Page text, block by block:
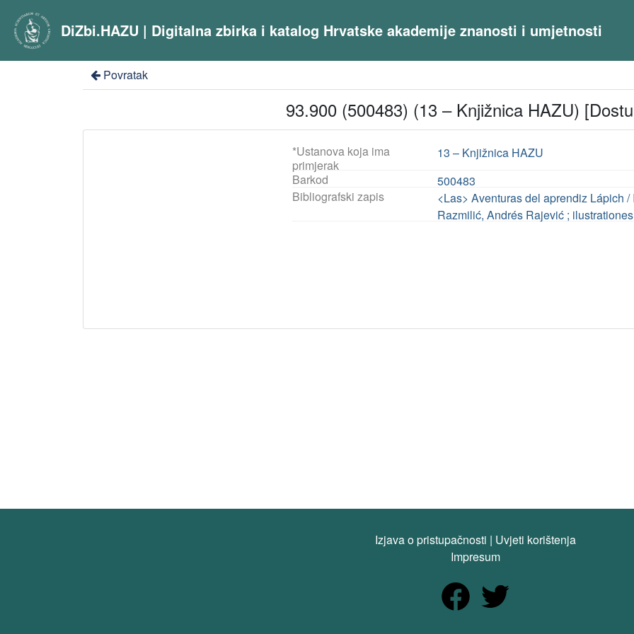
DiZbi.HAZU | Digitalna zbirka i katalog Hrvatske akademije znanosti i umjetnosti
Povratak
93.900 (500483) (13 – Knjižnica HAZU)
*Ustanova koja ima
primjerak
13 – Knjižnica HAZU
Barkod
500483
Bibliografski zapis
<Las> Aventuras del aprendiz Lápich
Razmilić, Andrés Rajević ;
Izjava o pristupačnosti | Uvjeti korištenja
Impresum